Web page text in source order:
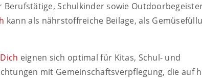
Schulkinder sowie
kann als nährstoffreiche Beilage, als
eignen sich optimal für Kitas, Schul- und
mit Gemeinschaftsverpflegung, die auf